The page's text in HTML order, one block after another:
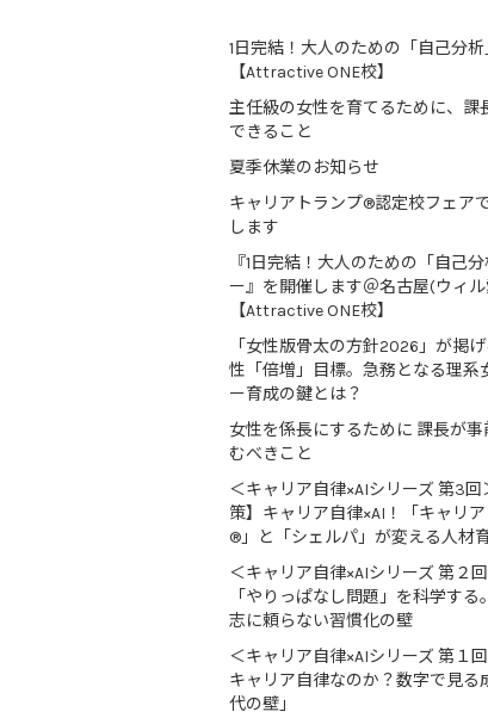
1日完結！大人のための「自己分
【Attractive ONE校】
主任級の女性を育てるために、課
できること
夏季休業のお知らせ
キャリアトランプ®認定校フェア
します
『1日完結！大人のための「自己
ー』を開催します＠名古屋(ウィ
【Attractive ONE校】
「女性版骨太の方針2026」が掲
性「倍増」目標。急務となる理系
ー育成の鍵とは？
女性を係長にするために 課長が事
むべきこと
＜キャリア自律×AIシリーズ 第3回
策】キャリア自律×AI！「キャリ
®」と「シェルパ」が変える人材
＜キャリア自律×AIシリーズ 第２
「やりっぱなし問題」を科学する
志に頼らない習慣化の壁
＜キャリア自律×AIシリーズ 第１回
キャリア自律なのか？数字で見る
代の壁」